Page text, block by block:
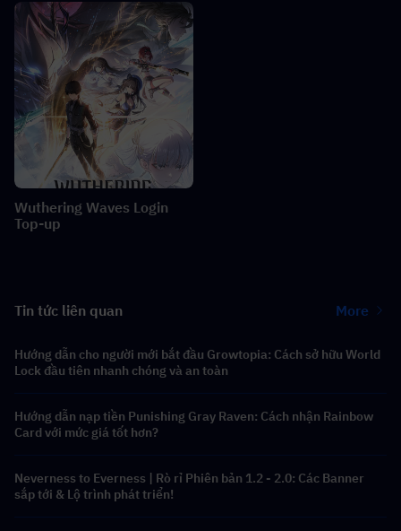
Wuthering Waves Login
Top-up
Tin tức liên quan More
Hướng dẫn cho người mới bắt đầu Growtopia: Cách sở hữu World
Lock đầu tiên nhanh chóng và an toàn
Hướng dẫn nạp tiền Punishing Gray Raven: Cách nhận Rainbow
Card với mức giá tốt hơn?
Neverness to Everness | Rò rỉ Phiên bản 1.2 - 2.0: Các Banner
sắp tới & Lộ trình phát triển!